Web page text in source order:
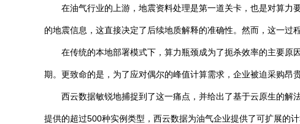
在油气行业的上游，地震资料处理是第一道关卡，也是对算
的地震信息，这直接决定了后续地质解释的准确性。然而，这一
在传统的本地部署模式下，算力瓶颈成为了扼杀效率的主要原
期。更致命的是，为了应对偶尔的峰值计算需求，企业被迫采购昂
西云数据敏锐地捕捉到了这一痛点，并给出了基于云原生的
提供的超过500种实例类型，西云数据为油气企业提供了可扩展的